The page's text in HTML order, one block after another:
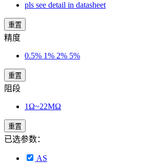
pls see detail in datasheet
重置
精度
0.5% 1% 2% 5%
重置
阻段
1Ω~22MΩ
重置
已选参数：
AS